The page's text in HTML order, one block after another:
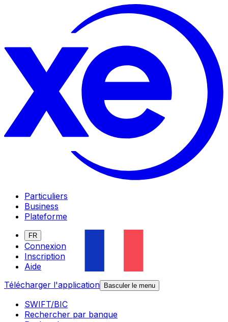
Particuliers
Business
Plateforme
FR
Connexion
Inscription
Aide
Télécharger l'application
Basculer le menu
SWIFT/BIC
Rechercher par banque